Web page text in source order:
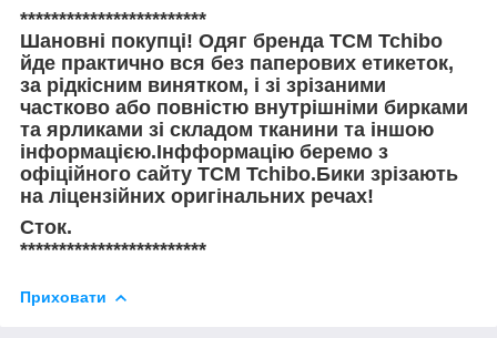
************************
Шановні покупці! Одяг бренда TCM Tchibo
йде практично вся без паперових етикеток,
за рідкісним винятком, і зі зрізаними
частково або повністю внутрішніми бирками
та ярликами зі складом тканини та іншою
інформацією.Інфформацію беремо з
офіційного сайту TCM Tchibo.Бики зрізають
на ліцензійних оригінальних речах!
Сток.
************************
Приховати